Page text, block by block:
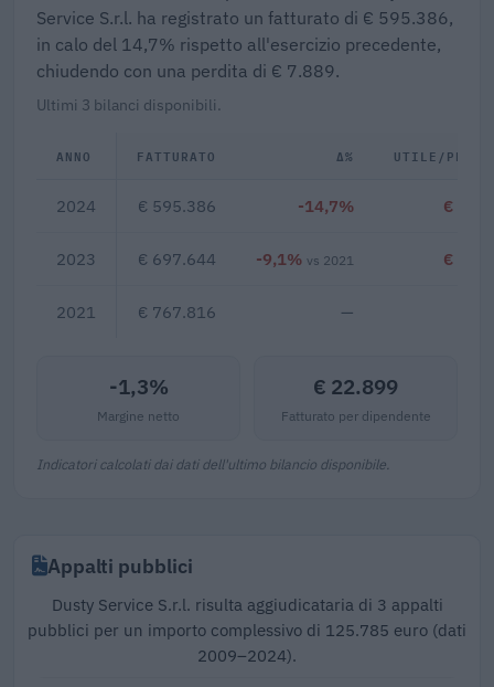
Service S.r.l. ha registrato un fatturato di € 595.386,
in calo del 14,7% rispetto all'esercizio precedente,
chiudendo con una perdita di € 7.889.
Ultimi 3 bilanci disponibili.
ANNO FATTURATO Δ% UTILE/
2024 € 595.386 -14,7% € -
2023 € 697.644 -9,1% vs 2021 € -
2021 € 767.816 —
-1,3%
Margine netto
€ 22.899
Fatturato per dipendente
Indicatori calcolati dai dati dell'ultimo bilancio disponibile.
Appalti pubblici
Dusty Service S.r.l. risulta aggiudicataria di 3 appalti
pubblici per un importo complessivo di 125.785 euro (dati
2009–2024).